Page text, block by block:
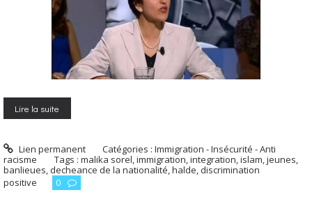
Lire la suite
Lien permanent Catégories :Immigration - Insécurité - Anti
racisme
Tags : malika sorel immigration integration islam jeunes
banlieues decheance de la nationalité halde discrimination
positive
0